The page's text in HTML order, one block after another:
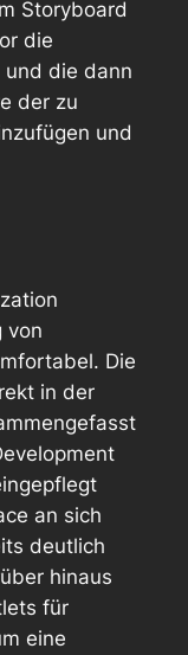
Storyboard
die
und die dann
der zu
und
von
Die
in der
an sich
deutlich
hinaus
für
eine